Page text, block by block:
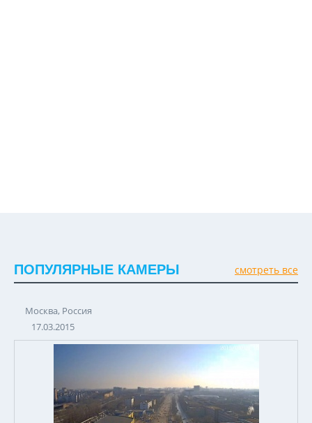
ПОПУЛЯРНЫЕ КАМЕРЫ смотреть все
Москва, Россия
17.03.2015